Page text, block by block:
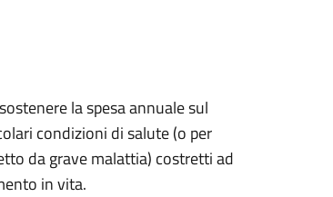
la spesa annuale sul
condizioni di salute (o per
da grave malattia) costretti ad
in vita.